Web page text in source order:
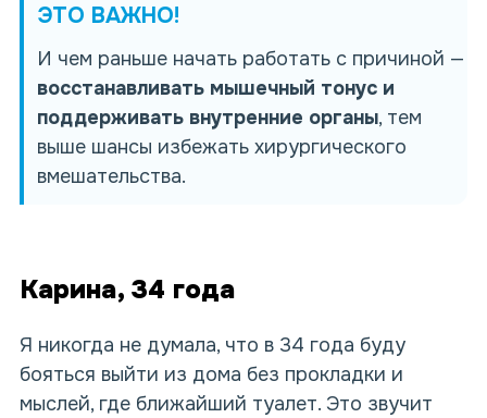
ЭТО ВАЖНО!
И чем раньше начать работать с причиной —
восстанавливать мышечный тонус и
поддерживать внутренние органы, тем
выше шансы избежать хирургического
вмешательства.
Карина, 34 года
Я никогда не думала, что в 34 года буду
бояться выйти из дома без прокладки и
мыслей, где ближайший туалет. Это звучит